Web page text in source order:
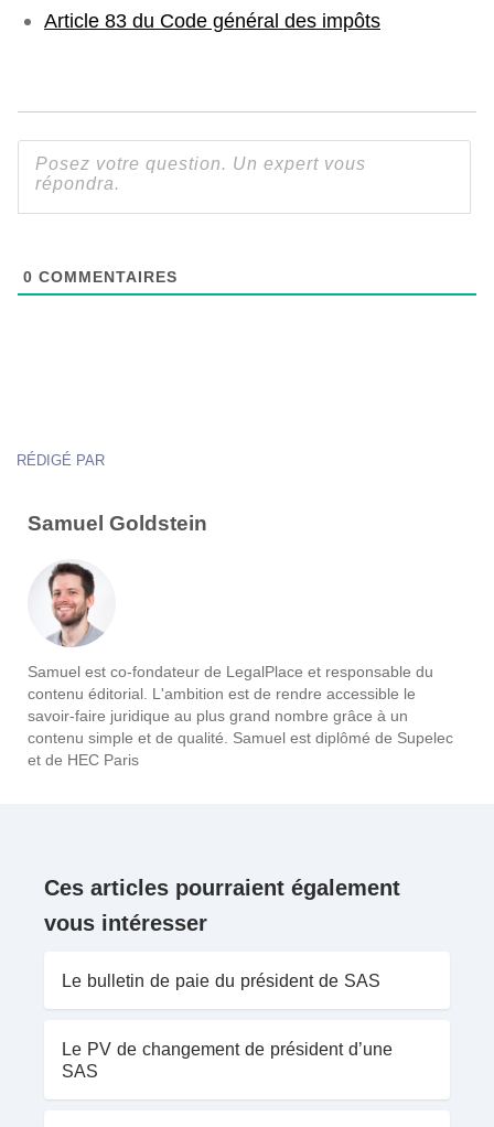
Article 83 du Code général des impôts
0 COMMENTAIRES
RÉDIGÉ PAR
Samuel Goldstein
Samuel est co-fondateur de LegalPlace et responsable du
contenu éditorial. L'ambition est de rendre accessible le
savoir-faire juridique au plus grand nombre grâce à un
contenu simple et de qualité. Samuel est diplômé de Supelec
et de HEC Paris
Ces articles pourraient également
vous intéresser
Le bulletin de paie du président de SAS
Le PV de changement de président d’une
SAS